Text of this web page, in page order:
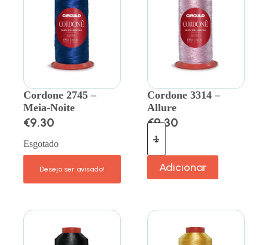
Cordone 2745 –
Meia-Noite
€9.30
Esgotado
Cordone 3314 –
Allure
€9.30
Adicionar